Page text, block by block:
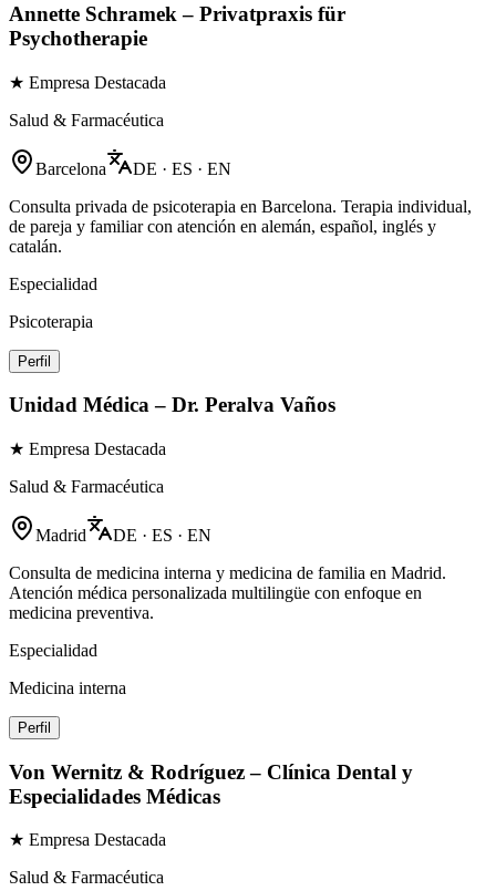
Annette Schramek – Privatpraxis für
Psychotherapie
★ Empresa Destacada
Salud & Farmacéutica
Barcelona
DE · ES · EN
Consulta privada de psicoterapia en Barcelona. Terapia individual,
de pareja y familiar con atención en alemán, español, inglés y
catalán.
Especialidad
Psicoterapia
Perfil
Unidad Médica – Dr. Peralva Vaños
★ Empresa Destacada
Salud & Farmacéutica
Madrid
DE · ES · EN
Consulta de medicina interna y medicina de familia en Madrid.
Atención médica personalizada multilingüe con enfoque en
medicina preventiva.
Especialidad
Medicina interna
Perfil
Von Wernitz & Rodríguez – Clínica Dental y
Especialidades Médicas
★ Empresa Destacada
Salud & Farmacéutica